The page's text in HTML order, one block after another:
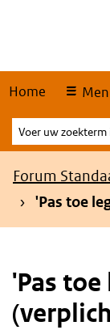
Home
Voer
uw
zoekterm
Kruimelpad
Forum
'Pas toe
'Pas